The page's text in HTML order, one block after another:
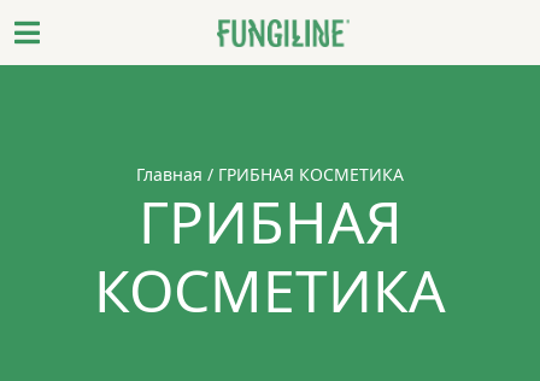
Главная / ГРИБНАЯ КОСМЕТИКА
ГРИБНАЯ
КОСМЕТИКА